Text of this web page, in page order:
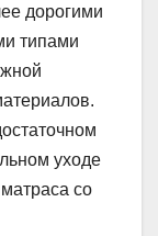
дорогими
типами
уходе
со